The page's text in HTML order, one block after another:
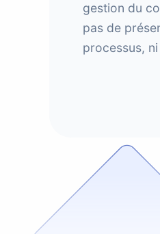
gestion du
pas de
processus,